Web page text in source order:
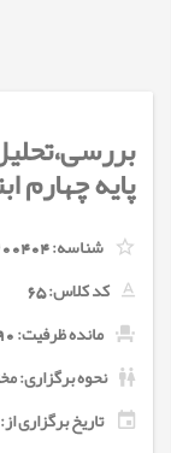
پایه چهارم
شناسه:
کد کلاس:65
مانده ظرفیت: 190
نحوه برگزاری:
تاریخ برگزاری از: 1404/01/01 - 1406/12/29